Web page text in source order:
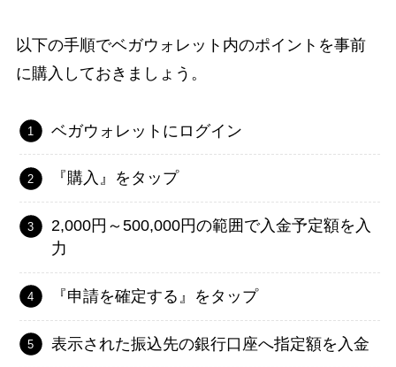
以下の手順でベガウォレット内のポイントを事前
に購入しておきましょう。
ベガウォレットにログイン
『購入』をタップ
2,000円～500,000円の範囲で入金予定額を入
力
『申請を確定する』をタップ
表示された振込先の銀行口座へ指定額を入金